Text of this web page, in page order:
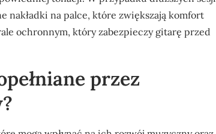
nakładki na palce, które zwiększają komfort
ochronnym, który zabezpieczy gitarę przed
przez